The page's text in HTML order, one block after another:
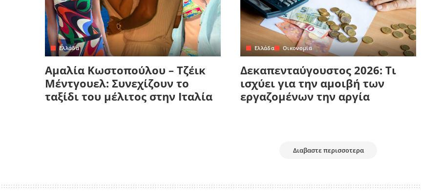
Ελλάδα
Αμαλία Κωστοπούλου – Τζέικ
Μέντγουελ: Συνεχίζουν το
ταξίδι του μέλιτος στην Ιταλία
Ελλάδα Οικονομία
Δεκαπενταύγουστος 2026: Τι
ισχύει για την αμοιβή των
εργαζομένων την αργία
Διαβαστε περισσοτερα